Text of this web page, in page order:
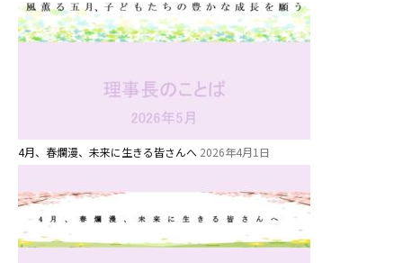
4月、春爛漫、未来に生きる皆さんへ 2026年4月1日
お知らせ
園児募集要項